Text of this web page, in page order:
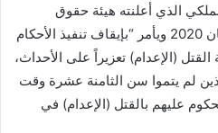
الذي أعلنته هيئة حقوق
الإنسان الرسمية في أبريل/نيسان 2020 ويأمر “بإيقاف تنفيذ الأحكام
القتل (الإعدام) تعزيراً على الأحداث،
لم يتموا سن الثامنة عشرة وقت
عليهم بالقتل (الإعدام) في